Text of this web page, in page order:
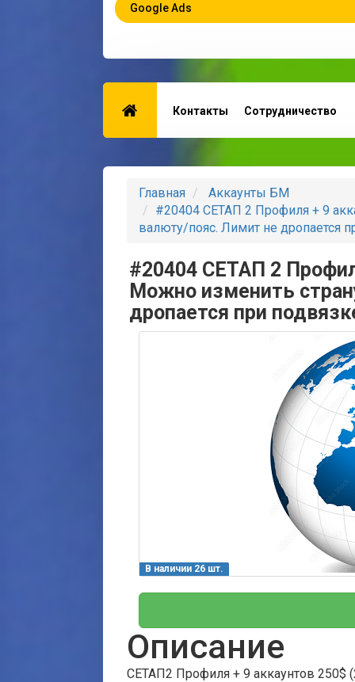
Google Ads
Контакты Сотрудничество
Главная
Аккаунты БМ
#20404 СЕТАП 2 Профиля + 9
валюту/пояс. Лимит не дропается
#20404 СЕТАП 2
Можно изменить
дропается при
В наличии 26 шт.
Описание
СЕТАП2 Профиля + 9 аккаунтов 250$